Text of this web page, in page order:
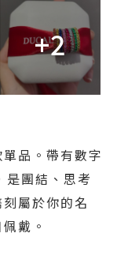
+2
品。帶有數字
是團結、思考
屬於你的名
戴。